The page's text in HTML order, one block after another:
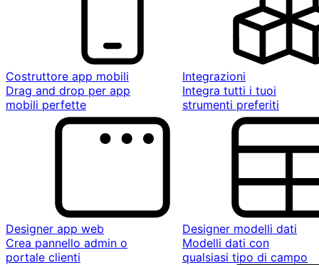
Costruttore app mobili
Drag and drop per app
mobili perfette
Integrazioni
Integra tutti i tuoi
strumenti preferiti
Designer app web
Crea pannello admin o
portale clienti
Designer modelli dati
Modelli dati con
qualsiasi tipo di campo